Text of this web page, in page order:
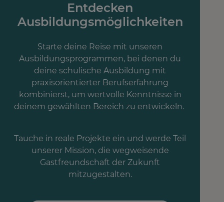
Entdecken
Ausbildungsmöglichkeiten
Starte deine Reise mit unseren
Ausbildungsprogrammen, bei denen du
deine schulische Ausbildung mit
praxisorientierter Berufserfahrung
kombinierst, um wertvolle Kenntnisse in
deinem gewählten Bereich zu entwickeln.
Tauche in reale Projekte ein und werde Teil
unserer Mission, die wegweisende
Gastfreundschaft der Zukunft
mitzugestalten.